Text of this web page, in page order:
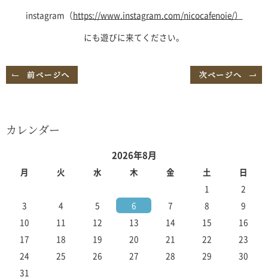
instagram（https://www.instagram.com/nicocafenoie/）
にも遊びに来てください。
カレンダー
2026年8月
月 火 水 木 金 土 日
1
2
3
4 5 6 7 8
9
10
11 12 13 14 15
16
17
18 19 20 21 22
23
24
25 26 27 28 29
30
31